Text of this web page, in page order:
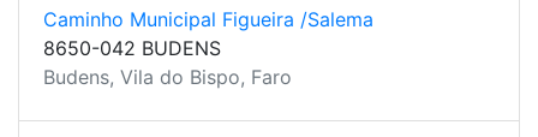
Caminho Municipal Figueira /Salema
8650-042 BUDENS
Budens, Vila do Bispo, Faro